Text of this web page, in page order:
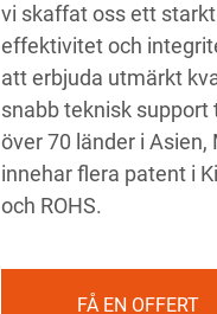
vi skaffat oss ett
effektivitet och
att erbjuda utmärkt
snabb teknisk support
över 70 länder i
innehar flera patent i
och ROHS.
FÅ EN OFFERT